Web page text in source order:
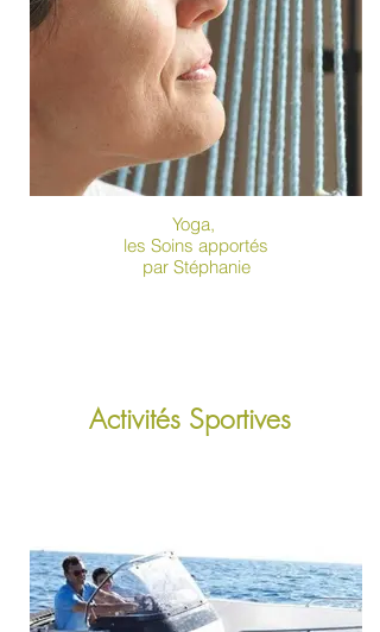
Yoga,
les Soins apportés
par Stéphanie
Activités Sportives